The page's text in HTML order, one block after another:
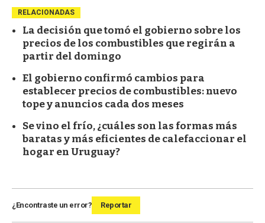
RELACIONADAS
La decisión que tomó el gobierno sobre los
precios de los combustibles que regirán a
partir del domingo
El gobierno confirmó cambios para
establecer precios de combustibles: nuevo
tope y anuncios cada dos meses
Se vino el frío, ¿cuáles son las formas más
baratas y más eficientes de calefaccionar el
hogar en Uruguay?
¿Encontraste un error? Reportar